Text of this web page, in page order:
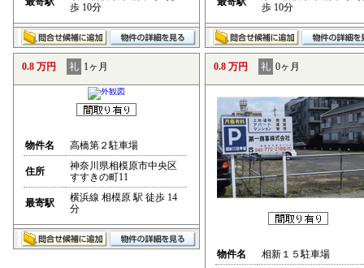
歩 10分
歩 10分
0.8 万円 礼 1ヶ月
物件名 高橋第２駐車場
住所
神奈川県相模原市中央区
すすきの町11
最寄駅
横浜線 相模原 駅 徒歩 14
分
0.8 万円 礼 0ヶ月
物件名 相新１５駐車場